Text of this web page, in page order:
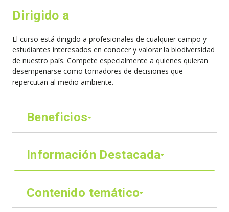
Dirigido a
El curso está dirigido a profesionales de cualquier campo y
estudiantes interesados en conocer y valorar la biodiversidad
de nuestro país. Compete especialmente a quienes quieran
desempeñarse como tomadores de decisiones que
repercutan al medio ambiente.
Beneficios
Información Destacada
Contenido temático